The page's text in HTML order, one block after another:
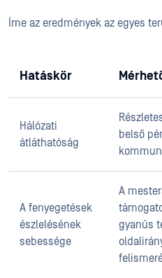
Íme az eredmények az egyes
Hatáskör
Hálózati
átláthatóság
belső
A fenyegetések
észlelésének
sebessége
A
gyanús